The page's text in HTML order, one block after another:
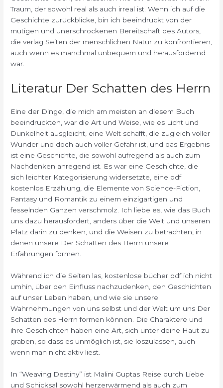
Traum, der sowohl real als auch irreal ist. Wenn ich auf die
Geschichte zurückblicke, bin ich beeindruckt von der
mutigen und unerschrockenen Bereitschaft des Autors,
die verlag Seiten der menschlichen Natur zu konfrontieren,
auch wenn es manchmal unbequem und herausfordernd
war.
Literatur Der Schatten des Herrn
Eine der Dinge, die mich am meisten an diesem Buch
beeindruckten, war die Art und Weise, wie es Licht und
Dunkelheit ausgleicht, eine Welt schafft, die zugleich voller
Wunder und doch auch voller Gefahr ist, und das Ergebnis
ist eine Geschichte, die sowohl aufregend als auch zum
Nachdenken anregend ist. Es war eine Geschichte, die
sich leichter Kategorisierung widersetzte, eine pdf
kostenlos Erzählung, die Elemente von Science-Fiction,
Fantasy und Romantik zu einem einzigartigen und
fesselnden Ganzen verschmolz. Ich liebe es, wie das Buch
uns dazu herausfordert, anders über die Welt und unseren
Platz darin zu denken, und die Weisen zu betrachten, in
denen unsere Der Schatten des Herrn unsere
Erfahrungen formen.
Während ich die Seiten las, kostenlose bücher pdf ich nicht
umhin, über den Einfluss nachzudenken, den Geschichten
auf unser Leben haben, und wie sie unsere
Wahrnehmungen von uns selbst und der Welt um uns Der
Schatten des Herrn formen können. Die Charaktere und
ihre Geschichten haben eine Art, sich unter deine Haut zu
graben, so dass es unmöglich ist, sie loszulassen, auch
wenn man nicht aktiv liest.
In “Weaving Destiny” ist Malini Guptas Reise durch Liebe
und Schicksal sowohl herzerwärmend als auch zum